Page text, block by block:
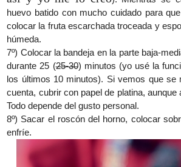
huevo batido con mucho cuidado para
colocar la fruta escarchada troceada y
húmeda.
7º) Colocar la bandeja en la parte baja-
durante 25 (25-30) minutos (yo usé la
los últimos 10 minutos). Si vemos que se
cuenta, cubrir con papel de platina,
Todo depende del gusto personal.
8º) Sacar el roscón del horno, colocar
enfríe.